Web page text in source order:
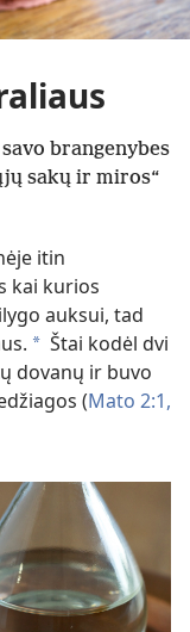
brangenybes
sakų ir miros“
itin
kai kurios
auksui, tad
* Štai kodėl dvi
dovanų ir buvo
(Mato 2:1,